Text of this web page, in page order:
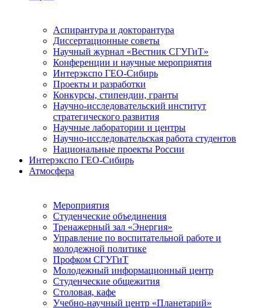
Аспирантура и докторантура
Диссертационные советы
Научный журнал «Вестник СГУГиТ»
Конференции и научные мероприятия
Интерэкспо ГЕО-Сибирь
Проекты и разработки
Конкурсы, стипендии, гранты
Научно-исследовательский институт
стратегического развития
Научные лаборатории и центры
Научно-исследовательская работа студентов
Национальные проекты России
Интерэкспо ГЕО-Сибирь
Атмосфера
Мероприятия
Студенческие объединения
Тренажерный зал «Энергия»
Управление по воспитательной работе и
молодежной политике
Профком СГУГиТ
Молодежный информационный центр
Студенческие общежития
Столовая, кафе
Учебно-научный центр «Планетарий»